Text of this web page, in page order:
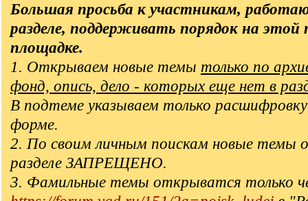
Большая просьба к участникам,
разделе, поддерживать порядок на этой
площадке.
1. Открываем новые темы только по
фонд, опись, дело - которых еще нет в
В подтеме указываем только
форме.
2. По своим личным поискам новые темы
разделе ЗАПРЕЩЕНО.
3. Фамильные темы открыватся только